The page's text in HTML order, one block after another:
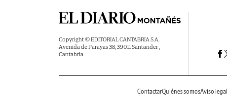
Copyright © EDITORIAL CANTABRIA S.A.
Avenida de Parayas 38, 39011 Santander ,
Cantabria
ContactarQuiénes somosAviso legal